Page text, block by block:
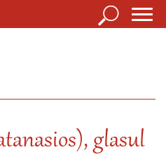
Căutare
glasul